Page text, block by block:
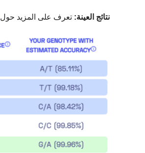
نتائج العينة: تعرف على المزيد حول